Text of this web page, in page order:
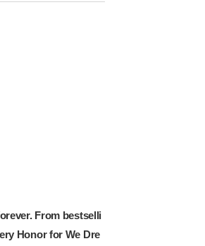
From bestselli
Honor for We Dre